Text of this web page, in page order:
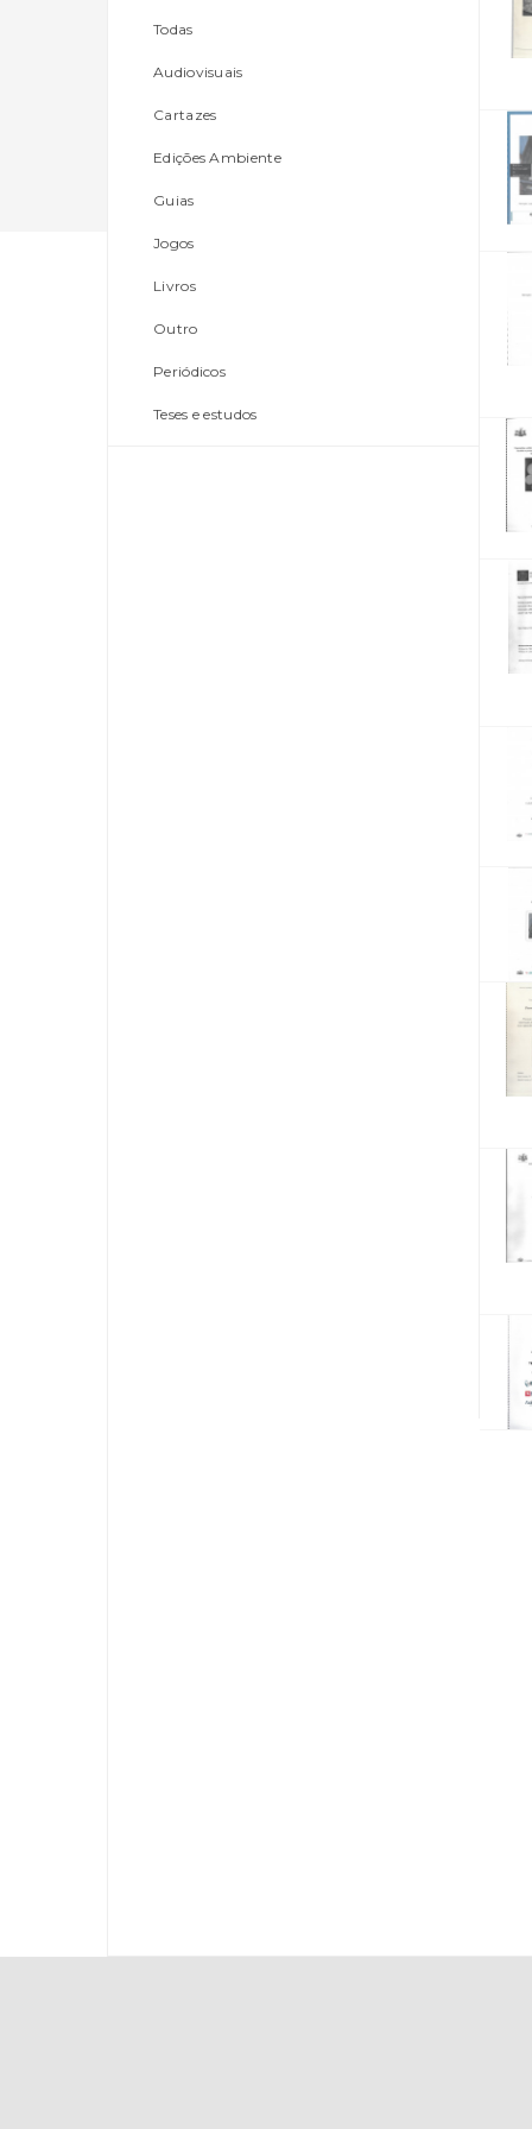
Todas
Audiovisuais
Cartazes
Edições Ambiente
Guias
Jogos
Livros
Outro
Periódicos
Teses e estudos